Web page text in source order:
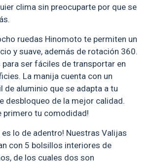
clima sin preocuparte por que se
ruedas Hinomoto te permiten un
y suave, además de rotación 360.
para ser fáciles de transportar en
La manija cuenta con un
aluminio que se adapta a tu
desbloqueo de la mejor calidad.
primero tu comodidad!
es lo de adentro! Nuestras Valijas
con 5 bolsillos interiores de
de los cuales dos son